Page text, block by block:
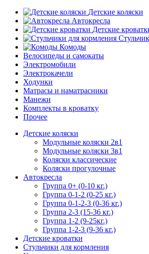
Детские коляски
Автокресла
Детские
Комоды
Велосипеды и самокаты
Электромобили
Электрокачели
Ходунки
Матрасы и наматрасники
Манежи
Комплекты в кроватку
Прочее
Детские коляски
Модульные коляски 2в1
Модульные коляски 3в1
Коляски классические
Коляски прогулочные
Автокресла
Группа 0+ (0-10 кг.)
Группа 0-1-2 (0-25 кг.)
Группа 0-1-2-3 (0-36 кг.)
Группа 2-3 (15-36 кг.)
Группа 1-2 (9-25кг.)
Группа 1-2-3 (9-36 кг.)
Детские кроватки
Стульчики для кормления